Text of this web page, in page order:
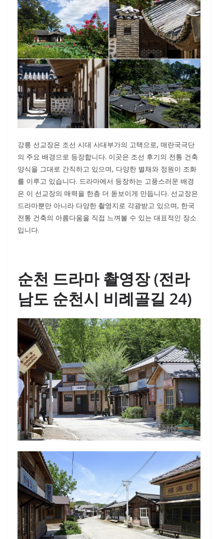
강릉 선교장은 조선 시대 사대부가의 고택으로, 매란국극단
의 주요 배경으로 등장합니다. 이곳은 조선 후기의 전통 건축
양식을 그대로 간직하고 있으며, 다양한 별채와 정원이 조화
를 이루고 있습니다. 드라마에서 등장하는 고풍스러운 배경
은 이 선교장의 매력을 한층 더 돋보이게 만듭니다. 선교장은
드라마뿐만 아니라 다양한 촬영지로 각광받고 있으며, 한국
전통 건축의 아름다움을 직접 느껴볼 수 있는 대표적인 장소
입니다.
순천 드라마 촬영장 (전라
남도 순천시 비례골길 24)